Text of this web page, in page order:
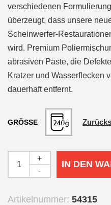
verschiedenen
überzeugt, dass unsere
Scheinwerfer-
wird. Premium
abrasiven Paste, die
Kratzer und Wasserflecken
dauerhaft entfernt.
GRÖSSE
-
+
IN DEN
Artikelnummer: 54315